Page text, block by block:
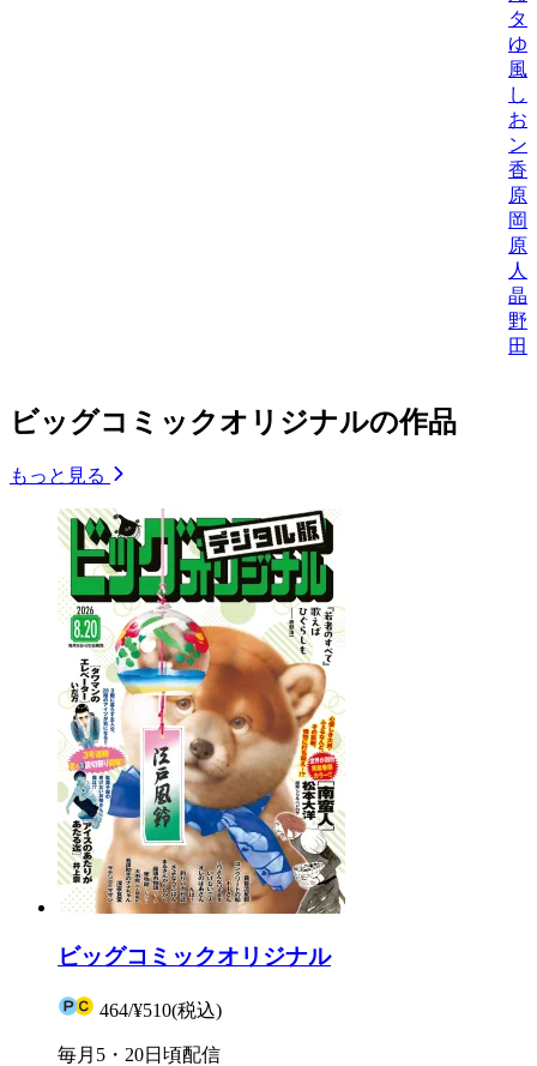
タ
ゆ
風
し
お
ン
香/
原
岡
原
人
晶/
野
田
ビッグコミックオリジナルの作品
もっと見る
ビッグコミックオリジナル
464/¥510(税込)
毎月5・20日頃配信